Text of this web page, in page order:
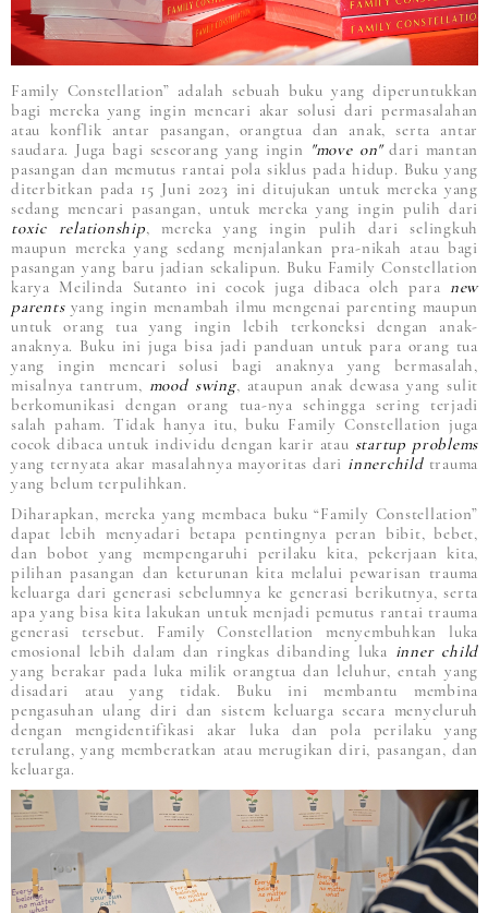
Family Constellation” adalah sebuah buku yang diperuntukkan
bagi mereka yang ingin mencari akar solusi dari permasalahan
atau konflik antar pasangan, orangtua dan anak, serta antar
saudara. Juga bagi seseorang yang ingin "move on"dari mantan
pasangan dan memutus rantai pola siklus pada hidup. Buku yang
diterbitkan pada 15 Juni 2023 ini ditujukan untuk mereka yang
sedang mencari pasangan, untuk mereka yang ingin pulih dari
toxic relationship, mereka yang ingin pulih dari selingkuh
maupun mereka yang sedang menjalankan pra-nikah atau bagi
pasangan yang baru jadian sekalipun. Buku Family Constellation
karya Meilinda Sutanto ini cocok juga dibaca oleh para new
parentsyang ingin menambah ilmu mengenai parenting maupun
untuk orang tua yang ingin lebih terkoneksi dengan anak-
anaknya. Buku ini juga bisa jadi panduan untuk para orang tua
yang ingin mencari solusi bagi anaknya yang bermasalah,
misalnya tantrum, mood swing, ataupun anak dewasa yang sulit
berkomunikasi dengan orang tua-nya sehingga sering terjadi
salah paham. Tidak hanya itu, buku Family Constellation juga
cocok dibaca untuk individu dengan karir atau startup problems
yang ternyata akar masalahnya mayoritas dari innerchild trauma
yang belum terpulihkan.
Diharapkan, mereka yang membaca buku “Family Constellation”
dapat lebih menyadari betapa pentingnya peran bibit, bebet,
dan bobot yang mempengaruhi perilaku kita, pekerjaan kita,
pilihan pasangan dan keturunan kita melalui pewarisan trauma
keluarga dari generasi sebelumnya ke generasi berikutnya, serta
apa yang bisa kita lakukan untuk menjadi pemutus rantai trauma
generasi tersebut. Family Constellation menyembuhkan luka
emosional lebih dalam dan ringkas dibanding luka inner child
yang berakar pada luka milik orangtua dan leluhur, entah yang
disadari atau yang tidak. Buku ini membantu membina
pengasuhan ulang diri dan sistem keluarga secara menyeluruh
dengan mengidentifikasi akar luka dan pola perilaku yang
terulang, yang memberatkan atau merugikan diri, pasangan, dan
keluarga.